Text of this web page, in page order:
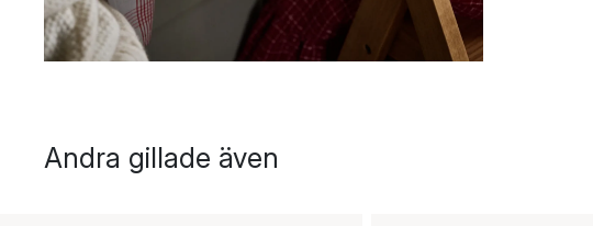
Andra gillade även